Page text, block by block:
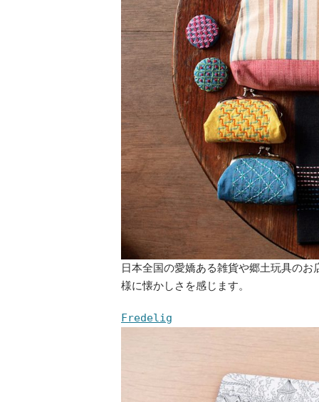
日本全国の愛嬌ある雑貨や郷土玩具の
様に懐かしさを感じます。
Fredelig